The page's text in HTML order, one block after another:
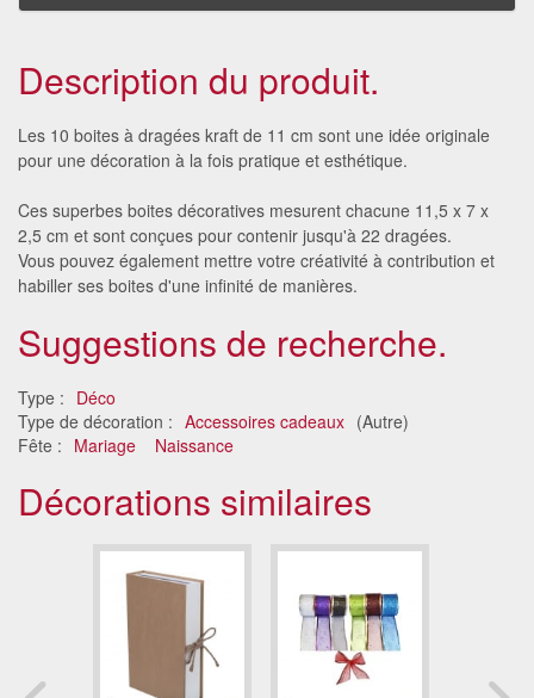
Description du produit.
Les 10 boites à dragées kraft de 11 cm sont une idée originale
pour une décoration à la fois pratique et esthétique.
Ces superbes boites décoratives mesurent chacune 11,5 x 7 x
2,5 cm et sont conçues pour contenir jusqu'à 22 dragées.
Vous pouvez également mettre votre créativité à contribution et
habiller ses boites d'une infinité de manières.
Suggestions de recherche.
Type : Déco
Type de décoration : Accessoires cadeaux (Autre)
Fête : Mariage Naissance
Décorations similaires